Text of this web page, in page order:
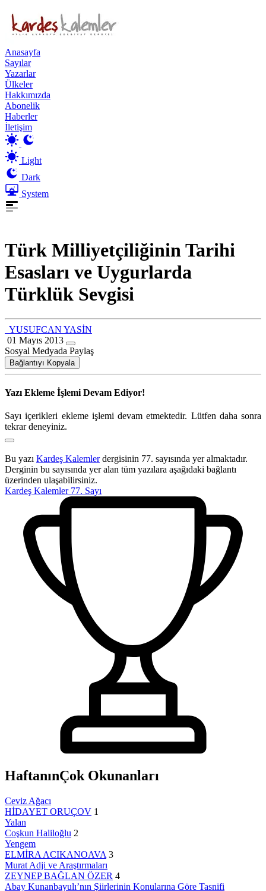
Anasayfa
Sayılar
Yazarlar
Ülkeler
Hakkımızda
Abonelik
Haberler
İletişim
Light
Dark
System
Türk Milliyetçiliğinin Tarihi
Esasları ve Uygurlarda
Türklük Sevgisi
YUSUFCAN YASİN
01 Mayıs 2013
Sosyal Medyada Paylaş
Bağlantıyı Kopyala
Yazı Ekleme İşlemi Devam Ediyor!
Sayı içerikleri ekleme işlemi devam etmektedir. Lütfen daha sonra
tekrar deneyiniz.
Bu yazı Kardeş Kalemlerdergisinin 77. sayısında yer almaktadır.
Derginin bu sayısında yer alan tüm yazılara aşağıdaki bağlantı
üzerinden ulaşabilirsiniz.
Kardeş Kalemler 77. Sayı
HaftanınÇok Okunanları
Ceviz Ağacı
HİDAYET ORUÇOV 1
Yalan
Coşkun Haliloğlu 2
Yengem
ELMİRA ACIKANOAVA 3
Murat Adji ve Araştırmaları
ZEYNEP BAĞLAN ÖZER 4
Abay Kunanbayulı’nın Şiirlerinin Konularına Göre Tasnifi